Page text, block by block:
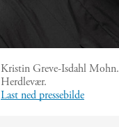
Kristin Greve-Isdahl Mohn.
Herdlevær.
Last ned pressebilde